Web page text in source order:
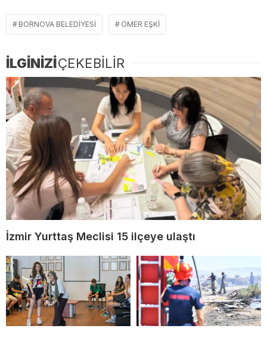
BORNOVA BELEDIYESI ÖMER EŞKI
İLGİNİZİÇEKEBİLİR
İzmir Yurttaş Meclisi 15 ilçeye ulaştı